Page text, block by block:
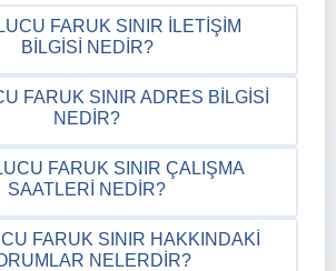
FARUK SINIR İLETIŞIM
BILGISI NEDIR?
FARUK SINIR ADRES BILGISI
NEDIR?
FARUK SINIR ÇALIŞMA
SAATLERI NEDIR?
FARUK SINIR HAKKINDAKI
NELERDIR?